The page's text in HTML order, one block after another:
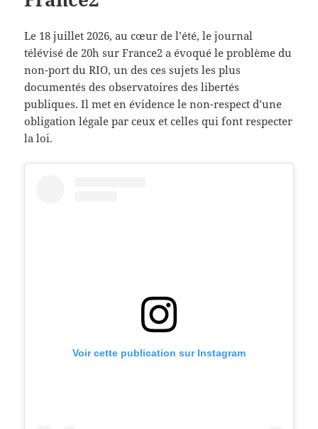
Le 18 juillet 2026, au cœur de l’été, le journal
télévisé de 20h sur France2 a évoqué le problème du
non-port du RIO, un des ces sujets les plus
documentés des observatoires des libertés
publiques. Il met en évidence le non-respect d’une
obligation légale par ceux et celles qui font respecter
la loi.
Voir cette publication sur Instagram